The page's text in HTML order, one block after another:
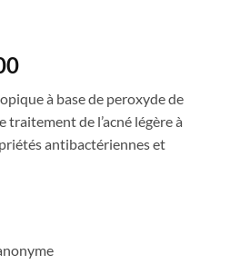
Plage
prix :
€38.00
à
à base de peroxyde de
traitement de l’acné légère à
antibactériennes et